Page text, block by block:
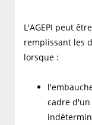
L'AGEPI peut
remplissant les
lorsque :
cadre